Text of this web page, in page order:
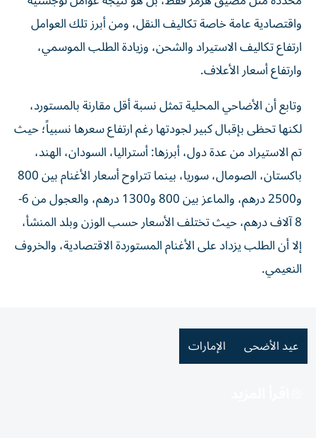
واقتصادية عامة خاصة تكاليف النقل، ومن أبرز تلك العوامل
ارتفاع تكاليف الاستيراد والشحن، وزيادة الطلب الموسمي،
وارتفاع أسعار الأعلاف.
وتابع أن الأضاحي المحلية تمثل نسبة أقل مقارنة بالمستورد،
لكنها تحظى بإقبال كبير لجودتها رغم ارتفاع سعرها نسبياً؛ حيث
تم الاستيراد من عدة دول، أبرزها: أستراليا، السودان، الهند،
باكستان، الصومال، سوريا، بينما تتراوح أسعار الأغنام بين 800
و2500 درهم، والماعز بين 800 و1300 درهم، والعجول من 6-
8 آلاف درهم، حيث تختلف الأسعار حسب الوزن وبلد المنشأ،
إلا أن الطلب يزداد على الأغنام المستوردة الاقتصادية، والخروف
النعيمي.
عيد الأضحى الإمارات